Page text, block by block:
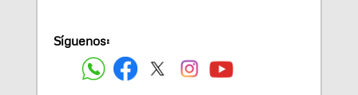
Síguenos: